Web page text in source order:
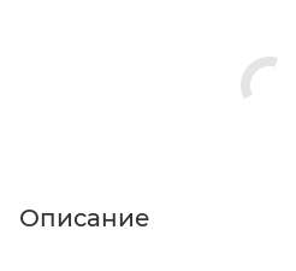
Описание